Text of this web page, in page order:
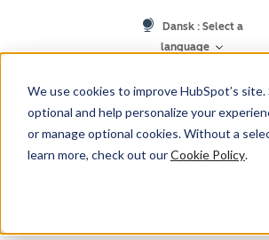
We use cookies to improve HubSpot’s
optional and help personalize your
or manage optional cookies. Without a
learn more, check out ourCookie Policy.
Dansk : Select a
language